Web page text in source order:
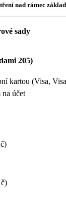
nad rámec
sady
205)
kartou (Visa,
na účet